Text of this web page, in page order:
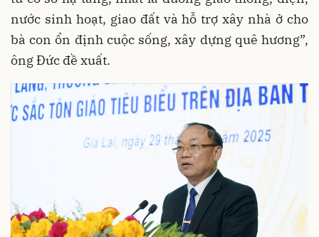
nước sinh hoạt, giao đất và hỗ trợ xây nhà ở cho
bà con ổn định cuộc sống, xây dựng quê hương”,
ông Đức đề xuất.